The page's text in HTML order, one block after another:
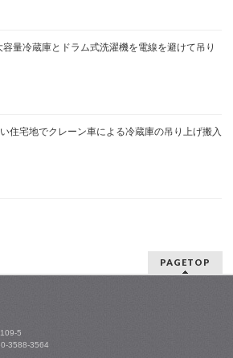
量冷蔵庫とドラム式洗濯機を電線を避けて吊り
住宅地でクレーン車による冷蔵庫の吊り上げ搬入
PAGETOP
5
3588-3564